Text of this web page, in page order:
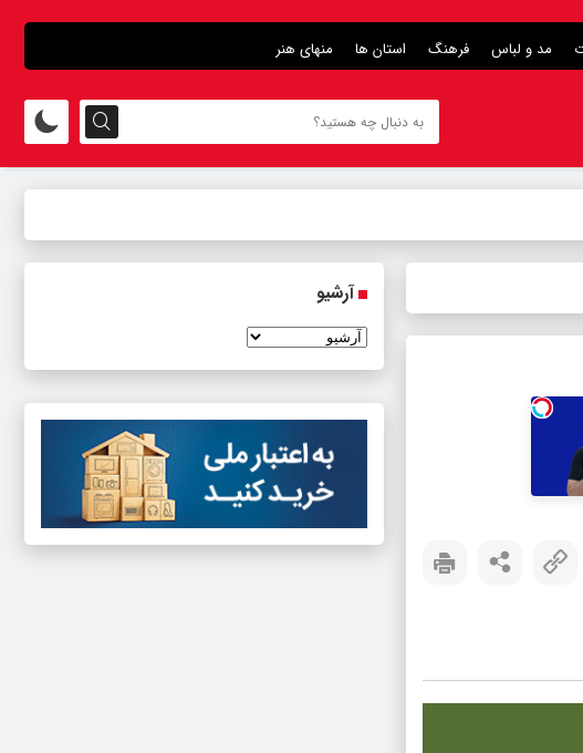
مد و لباس فرهنگ استان ها منهای هنر
آرشیو